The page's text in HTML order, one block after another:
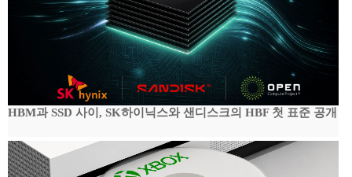
HBM과 SSD 사이, SK하이닉스와 샌디스크의 HBF 첫 표준 공개